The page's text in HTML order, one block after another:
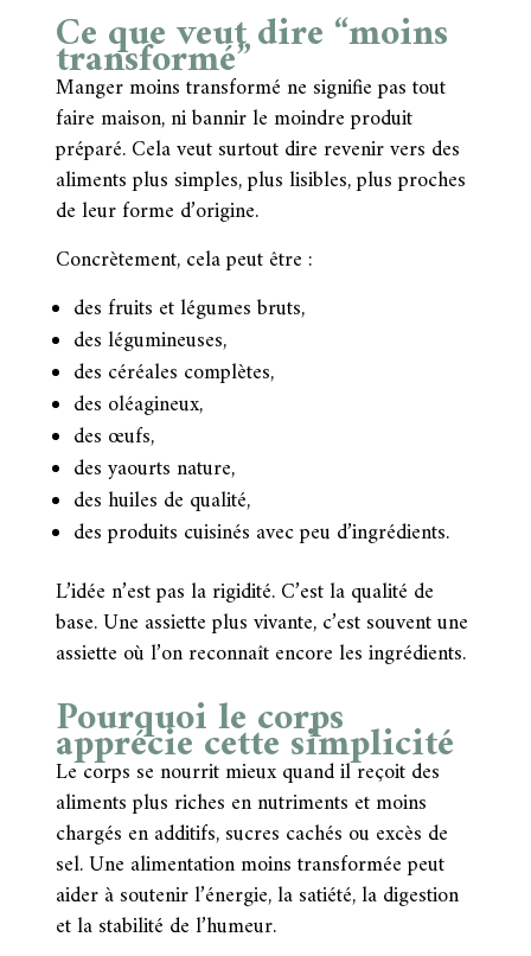
Ce que veut dire “moins
transformé”
Manger moins transformé ne signifie pas tout
faire maison, ni bannir le moindre produit
préparé. Cela veut surtout dire revenir vers des
aliments plus simples, plus lisibles, plus proches
de leur forme d’origine.
Concrètement, cela peut être :
des fruits et légumes bruts,
des légumineuses,
des céréales complètes,
des oléagineux,
des œufs,
des yaourts nature,
des huiles de qualité,
des produits cuisinés avec peu d’ingrédients.
L’idée n’est pas la rigidité. C’est la qualité de
base. Une assiette plus vivante, c’est souvent une
assiette où l’on reconnaît encore les ingrédients.
Pourquoi le corps
apprécie cette simplicité
Le corps se nourrit mieux quand il reçoit des
aliments plus riches en nutriments et moins
chargés en additifs, sucres cachés ou excès de
sel. Une alimentation moins transformée peut
aider à soutenir l’énergie, la satiété, la digestion
et la stabilité de l’humeur.